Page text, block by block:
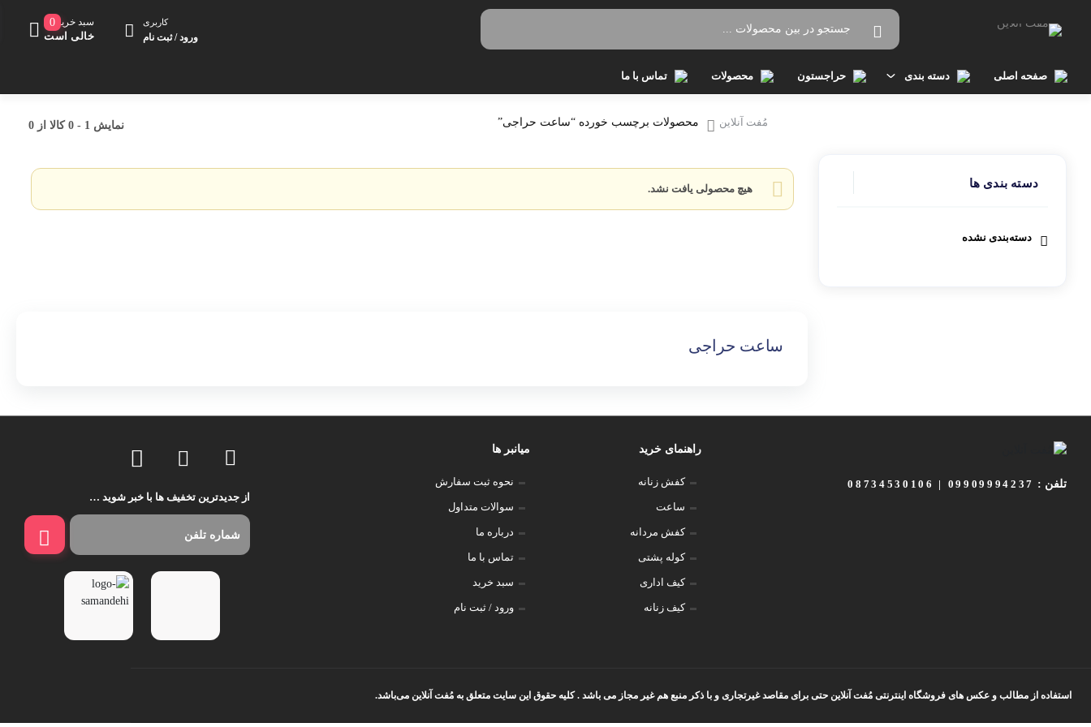
کاربری
ورود / ثبت نام
سبد خرید
خالی است
0
صفحه اصلی دسته بندی
بافت
ساعت
حراجستون محصولات تماس با ما
دسته بندی ها
دسته‌بندی نشده
مُفت آنلاین محصولات برچسب خورده “ساعت حراجی” نمایش 1
-
0 کالا از 0
هیچ محصولی یافت نشد.
ساعت حراجی
تلفن : 08734530106 | 09909994237
راهنمای خرید
کفش زنانه
ساعت
کفش مردانه
کوله پشتی
کیف اداری
کیف زنانه
میانبر ها
نحوه ثبت سفارش
سوالات متداول
درباره ما
تماس با ما
سبد خرید
ورود / ثبت نام
از جدیدترین تخفیف ها با خبر شوید …
استفاده از مطالب و عکس های فروشگاه اینترنتی مُفت آنلاین حتی برای مقاصد غیرتجاری و با ذکر منبع هم غیر مجاز می باشد . کلیه حقوق این سایت متعلق به مُفت آنلاین می‌باشد.